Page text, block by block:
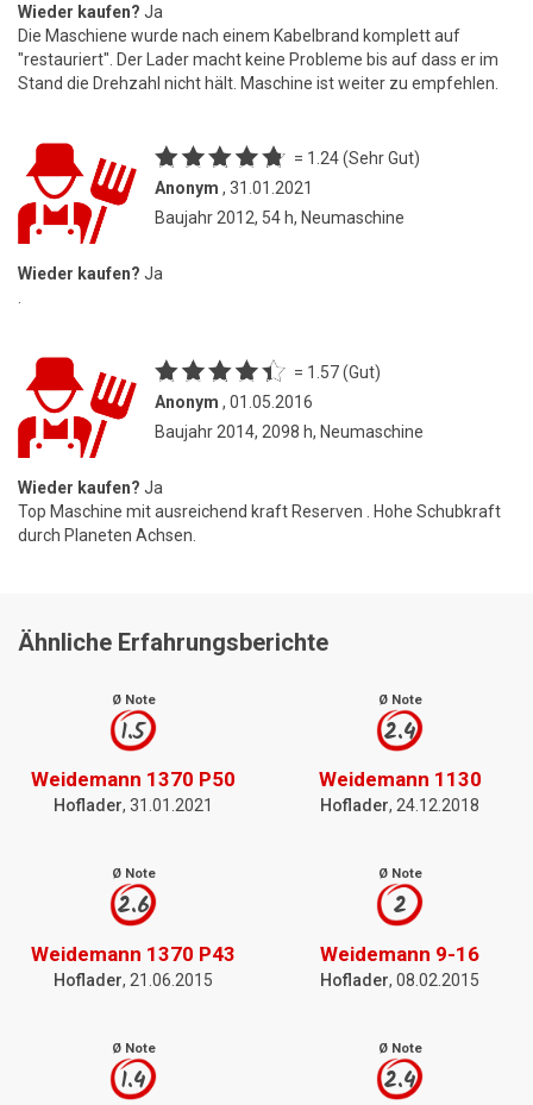
Wieder kaufen? Ja
Die Maschiene wurde nach einem Kabelbrand komplett auf
"restauriert". Der Lader macht keine Probleme bis auf dass er im
Stand die Drehzahl nicht hält. Maschine ist weiter zu empfehlen.
= 1.24 (Sehr Gut)
Anonym , 31.01.2021
Baujahr 2012, 54 h, Neumaschine
Wieder kaufen? Ja
.
= 1.57 (Gut)
Anonym , 01.05.2016
Baujahr 2014, 2098 h, Neumaschine
Wieder kaufen? Ja
Top Maschine mit ausreichend kraft Reserven . Hohe Schubkraft
durch Planeten Achsen.
Ähnliche Erfahrungsberichte
Ø Note
1.5
Weidemann 1370 P50
Hoflader, 31.01.2021
Ø Note
2.4
Weidemann 1130
Hoflader, 24.12.2018
Ø Note
2.6
Weidemann 1370 P43
Hoflader, 21.06.2015
Ø Note
2
Weidemann 9-16
Hoflader, 08.02.2015
Ø Note
1.4
Ø Note
2.4